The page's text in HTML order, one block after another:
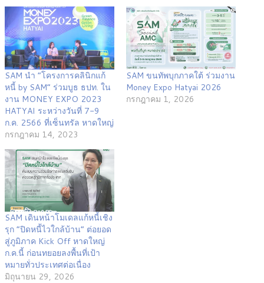
SAM นำ “โครงการคลินิกแก้
หนี้ by SAM” ร่วมบูธ ธปท. ใน
งาน MONEY EXPO 2023
HATYAI ระหว่างวันที่ 7-9
ก.ค. 2566 ที่เซ็นทรัล หาดใหญ่
กรกฎาคม 14, 2023
SAM ขนทัพบุกภาคใต้ ร่วมงาน
Money Expo Hatyai 2026
กรกฎาคม 1, 2026
SAM เดินหน้าโมเดลแก้หนี้เชิง
รุก “ปิดหนี้ไวใกล้บ้าน” ต่อยอด
สู่ภูมิภาค Kick Off หาดใหญ่
ก.ค.นี้ ก่อนทยอยลงพื้นที่เป้า
หมายทั่วประเทศต่อเนื่อง
มิถุนายน 29, 2026